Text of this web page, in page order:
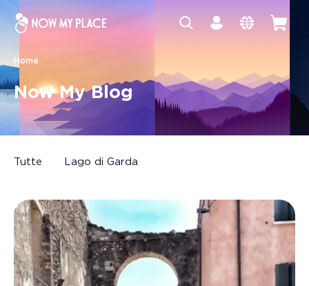
Home
Now My Blog
Tutte Lago di Garda